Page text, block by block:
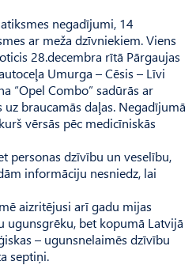
negadījumi, 14
ar meža dzīvniekiem. Viens
28.decembra rītā Pārgaujas
Umurga – Cēsis – Līvi
“Opel Combo” sadūrās ar
braucamās daļas. Negadījumā
vērsās pēc medicīniskās
personas dzīvību un veselību,
informāciju nesniedz, lai
aizritējusi arī gadu mijas
ugunsgrēku, bet kopumā Latvijā
– ugunsnelaimēs dzīvību
septiņi.